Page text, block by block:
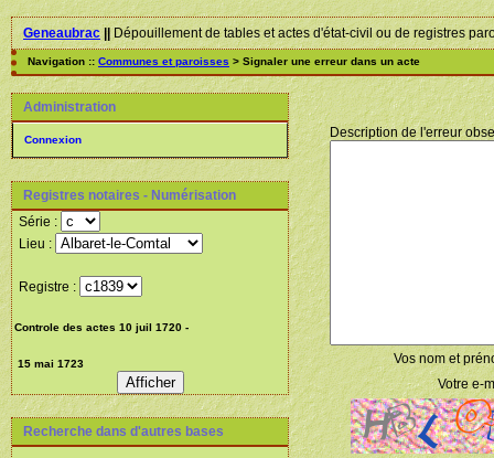
Geneaubrac||Dépouillement de tables et actes d'état-civil ou de registres
Navigation :: Communes et paroisses > Signaler une erreur dans un acte
Administration
Connexion
Registres notaires - Numérisation
Série :
Lieu :
Registre :
Recherche dans d'autres bases
Description de l'erreur
Vos nom et
Votre e-